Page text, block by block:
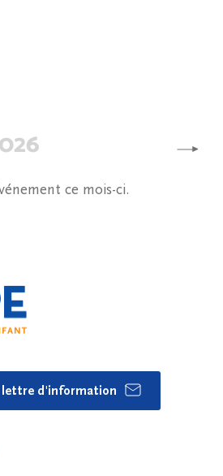
ce mois-ci.
lettre d'information